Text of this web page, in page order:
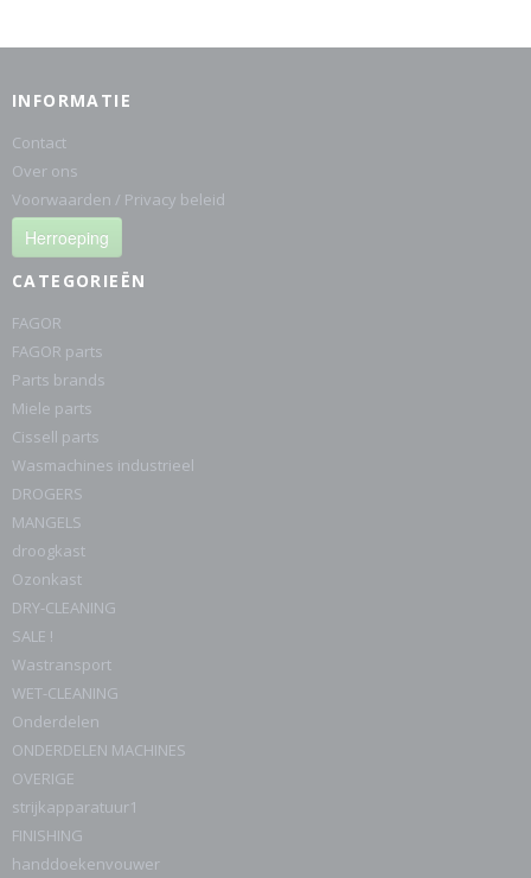
INFORMATIE
Contact
Over ons
Voorwaarden / Privacy beleid
Herroeping
CATEGORIEËN
FAGOR
FAGOR parts
Parts brands
Miele parts
Cissell parts
Wasmachines industrieel
DROGERS
MANGELS
droogkast
Ozonkast
DRY-CLEANING
SALE !
Wastransport
WET-CLEANING
Onderdelen
ONDERDELEN MACHINES
OVERIGE
strijkapparatuur1
FINISHING
handdoekenvouwer